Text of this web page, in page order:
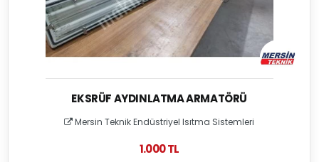
EKSRÜF AYDINLATMA ARMATÖRÜ
Mersin Teknik Endüstriyel Isıtma Sistemleri
1.000 TL